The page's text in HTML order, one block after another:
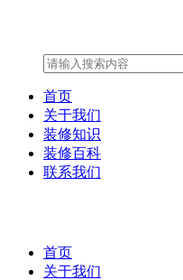
首页
关于我们
装修知识
装修百科
联系我们
首页
关于我们